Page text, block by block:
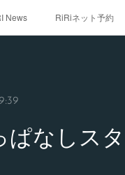
News RiRiネット予約
ぱなしス